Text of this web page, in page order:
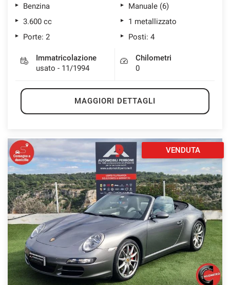
Benzina
Manuale (6)
3.600 cc
1 metallizzato
Porte: 2
Posti: 4
Immatricolazione
usato - 11/1994
Chilometri
0
MAGGIORI DETTAGLI
VENDUTA